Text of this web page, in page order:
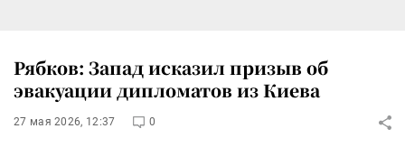
Рябков: Запад исказил призыв об
эвакуации дипломатов из Киева
27 мая 2026, 12:37 0